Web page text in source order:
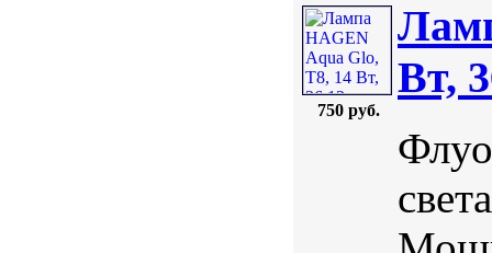
750 руб.
Вт,